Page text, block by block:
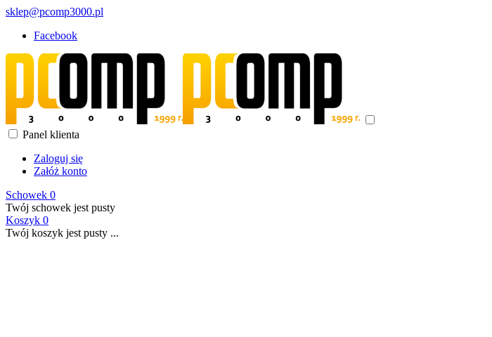
sklep@pcomp3000.pl
Facebook
Panel klienta
Zaloguj się
Załóż konto
Schowek 0
Twój schowek jest pusty
Koszyk 0
Twój koszyk jest pusty ...